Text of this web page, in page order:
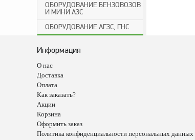
ОБОРУДОВАНИЕ БЕНЗОВОЗОВ
И МИНИ АЗС
ОБОРУДОВАНИЕ АГЗС, ГНС
Информация
О нас
Доставка
Оплата
Как заказать?
Акции
Корзина
Оформить заказ
Политика конфиденциальности персональных данных